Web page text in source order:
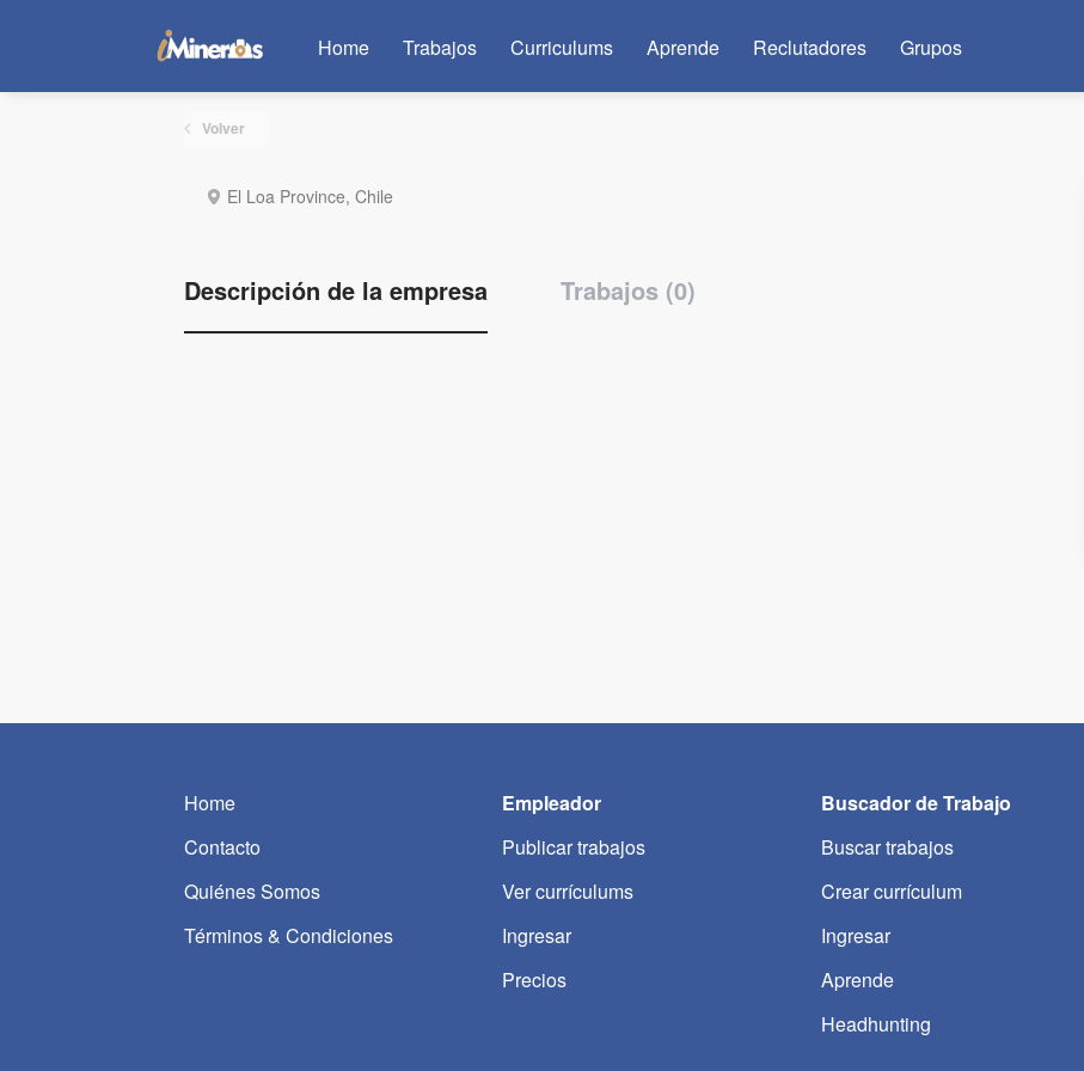
Home Trabajos Curriculums Aprende Reclutadores Grupos
Volver
El Loa Province, Chile
Descripción de la empresa Trabajos (0)
Home
Contacto
Quiénes Somos
Términos & Condiciones
Empleador
Publicar trabajos
Ver currículums
Ingresar
Precios
Buscador de Trabajo
Buscar trabajos
Crear currículum
Ingresar
Aprende
Headhunting